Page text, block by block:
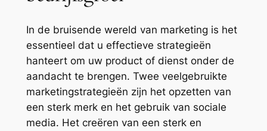
In de bruisende wereld van marketing is het
essentieel dat u effectieve strategieën
hanteert om uw product of dienst onder de
aandacht te brengen. Twee veelgebruikte
marketingstrategieën zijn het opzetten van
een sterk merk en het gebruik van sociale
media. Het creëren van een sterk en